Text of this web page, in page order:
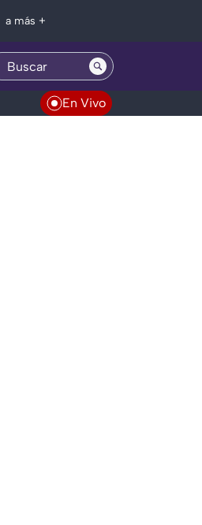
a más +
En Vivo